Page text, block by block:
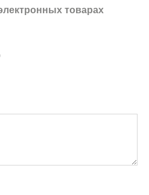
товарах